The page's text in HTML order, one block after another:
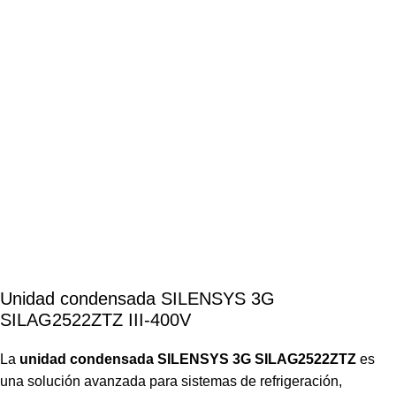
Unidad condensada SILENSYS 3G
SILAG2522ZTZ III-400V
La unidad condensada SILENSYS 3G SILAG2522ZTZ es
una solución avanzada para sistemas de refrigeración,